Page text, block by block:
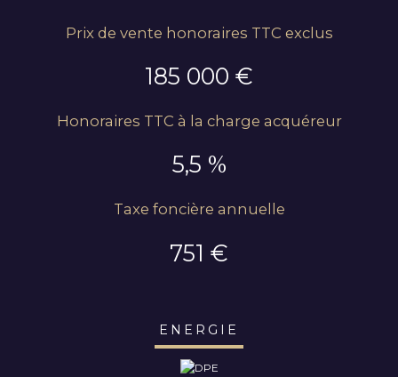
Prix de vente honoraires TTC exclus
185 000 €
Honoraires TTC à la charge acquéreur
5,5 %
Taxe foncière annuelle
751 €
ENERGIE